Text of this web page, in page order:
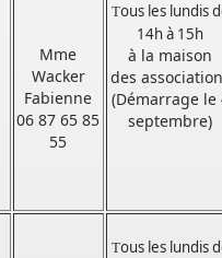
Mme
Wacker
Fabienne
06 87 65 85
55
Tous les lundis
14h à 15h
à la maison
des
(Démarrage le
septembre)
Tous les lundis